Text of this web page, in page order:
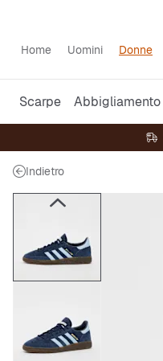
Home Uomini Donne
Scarpe Abbigliamento
Indietro